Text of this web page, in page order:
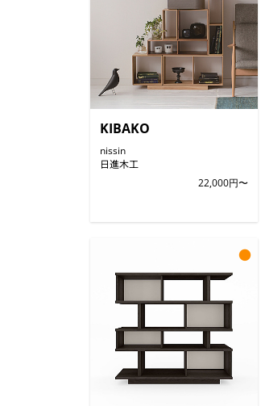
KIBAKO
nissin
日進木工
22,000円〜
●